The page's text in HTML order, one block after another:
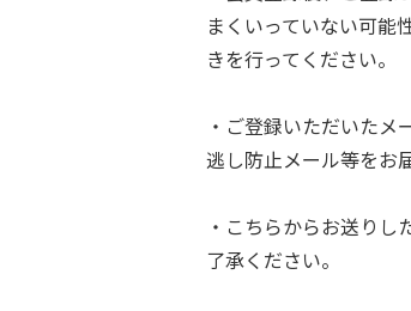
まくいっていない可能
きを行ってください。
・ご登録いただいた
逃し防止メール等をお
・こちらからお送り
了承ください。